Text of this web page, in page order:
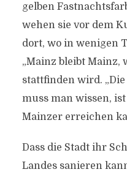
gelben
wehen sie vor dem
dort, wo in wenigen
„Mainz bleibt Mainz,
stattfinden wird.
muss man wissen,
Mainzer erreichen
Dass die Stadt ihr
Landes sanieren